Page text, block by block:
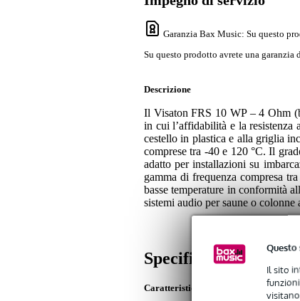
Questo
Il sito
Garanzia Bax Music: Su questo
Su questo prodotto avrete una garanzia
Descrizione
Il Visaton FRS 10 WP – 4 Ohm
in cui l’affidabilità e la
cestello in plastica e alla griglia
comprese tra -40 e 120 °C. Il
adatto per installazioni su
gamma di frequenza compresa
basse temperature in conformità
sistemi audio per saune o
Specifiche
Caratteristiche